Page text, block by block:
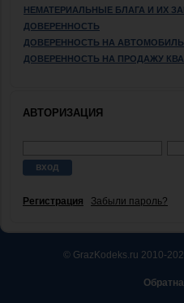
НЕМАТЕРИАЛЬНЫЕ БЛАГА И ИХ
ДОВЕРЕННОСТЬ
ДОВЕРЕННОСТЬ НА АВТОМОБИЛЬ
ДОВЕРЕННОСТЬ НА ПРОДАЖУ
АВТОРИЗАЦИЯ
Регистрация Забыли пароль?
© GrazKodeks.ru 2010-